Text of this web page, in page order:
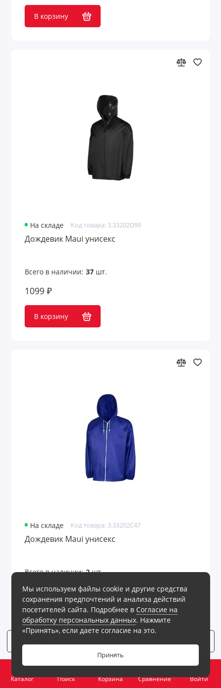
Каталог Поиск Корзина
0
Сравнение
Войти
В корзину
На складе Код товара: 3.33202D99
Дождевик Maui унисекс
Всего в наличии: 37шт.
1099 ₽
В корзину
На складе Код товара: 3.33202C47
Дождевик Maui унисекс
Всего в наличии: 2шт.
799 ₽
В корзину
Мы используем файлы cookie и другие средства
сохранения предпочтений и анализа действий
посетителей сайта. Подробнее в Согласие на
обработку персональных данных. Нажмите
«Принять», если даете согласие на это.
Принять